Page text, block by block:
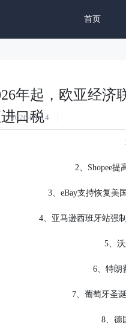
首页
年起，欧亚经济
口税
2026-01-14
2、Shopee
3、eBay支持恢复美
4、亚马逊西班牙站强
5、
6、特朗
7、葡萄牙圣
8、德